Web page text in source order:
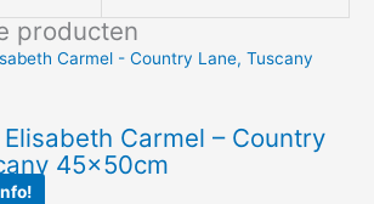
producten
Carmel – Country
45x50cm